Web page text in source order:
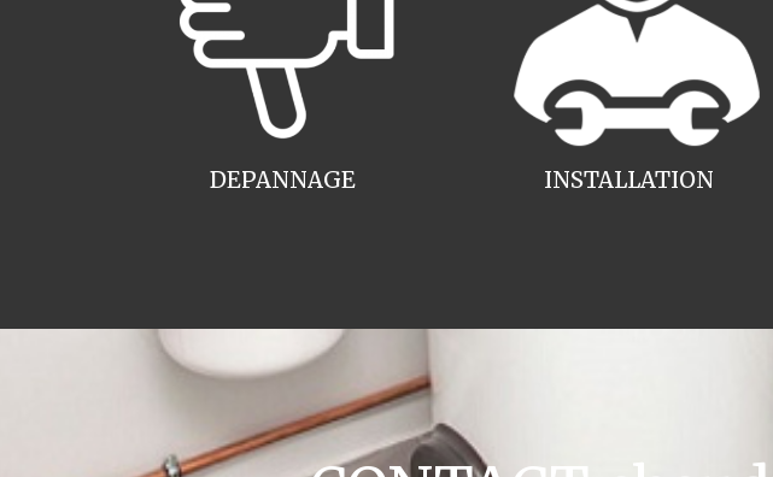
INSTALLATION
DEPANNAGE